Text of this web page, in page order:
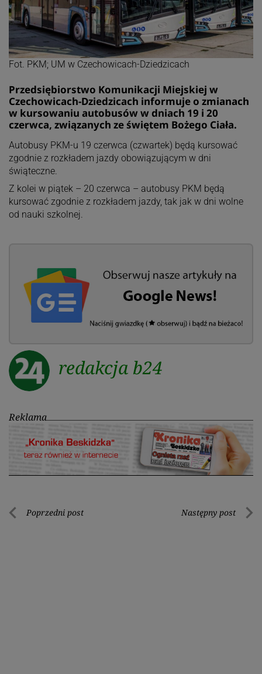
Fot. PKM; UM w Czechowicach-Dziedzicach
Przedsiębiorstwo Komunikacji Miejskiej w
Czechowicach-Dziedzicach informuje o zmianach
w kursowaniu autobusów w dniach 19 i 20
czerwca, związanych ze świętem Bożego Ciała.
Autobusy PKM-u 19 czerwca (czwartek) będą kursować
zgodnie z rozkładem jazdy obowiązującym w dni
świąteczne.
Z kolei w piątek – 20 czerwca – autobusy PKM będą
kursować zgodnie z rozkładem jazdy, tak jak w dni wolne
od nauki szkolnej.
redakcja b24
Reklama
Nawigacja
Poprzedni post Następny post